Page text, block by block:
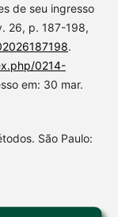
de seu ingresso
26, p. 187-198,
.
0214-
em: 30 mar.
São Paulo: